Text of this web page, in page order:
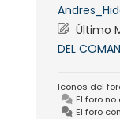
Último
DEL
Iconos del
El foro
El foro